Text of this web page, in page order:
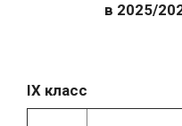
в 2025/
IX класс